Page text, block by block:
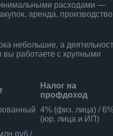
расходами —
аренда,
небольшие, а
работаете с крупными
Налог на
профдоход
4% (физ. лица) /
(юр. лица и ИП)
руб./